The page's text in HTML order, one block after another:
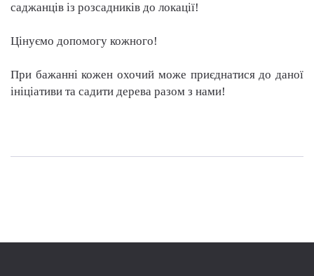
саджанців із розсадників до локації!
Цінуємо допомогу кожного!
При бажанні кожен охочий може приєднатися до даної
ініціативи та садити дерева разом з нами!